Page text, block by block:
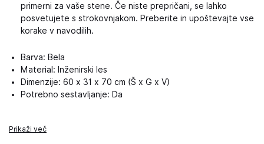
primerni za vaše stene. Če niste prepričani, se lahko
posvetujete s strokovnjakom. Preberite in upoštevajte vse
korake v navodilih.
Barva: Bela
Material: Inženirski les
Dimenzije: 60 x 31 x 70 cm (Š x G x V)
Potrebno sestavljanje: Da
Prikaži več